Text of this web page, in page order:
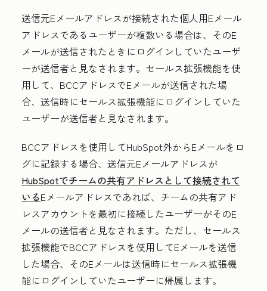
送信元Eメールアドレスが接続された個人用Eメール
アドレスであるユーザーが複数いる場合は、そのE
メールが送信されたときにログインしていたユーザ
ーが送信者と見なされます。セールス拡張機能を使
用して、BCCアドレスでEメールが送信された場
合、送信時にセールス拡張機能にログインしていた
ユーザーが送信者と見なされます。
BCCアドレスを使用してHubSpot外からEメールをロ
グに記録する場合、送信元Eメールアドレスが
HubSpotでチームの共有アドレスとして接続されて
いるEメールアドレスであれば、チームの共有アド
レスアカウントを最初に接続したユーザーがそのE
メールの送信者と見なされます。ただし、セールス
拡張機能でBCCアドレスを使用してEメールを送信
した場合、そのEメールは送信時にセールス拡張機
能にログインしていたユーザーに帰属します。